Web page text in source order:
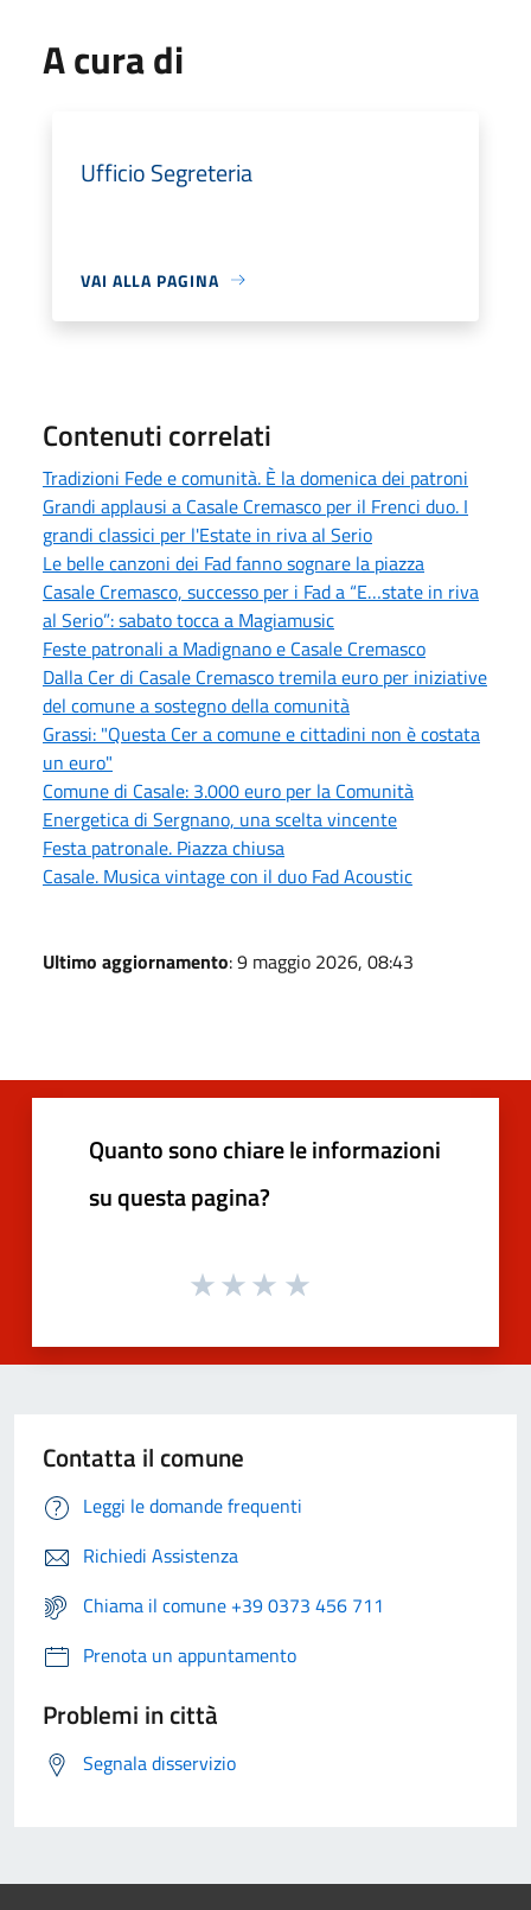
A cura di
Ufficio Segreteria
VAI ALLA PAGINA
Contenuti correlati
Tradizioni Fede e comunità. È la domenica dei patroni
Grandi applausi a Casale Cremasco per il Frenci duo. I
grandi classici per l'Estate in riva al Serio
Le belle canzoni dei Fad fanno sognare la piazza
Casale Cremasco, successo per i Fad a “E…state in riva
al Serio”: sabato tocca a Magiamusic
Feste patronali a Madignano e Casale Cremasco
Dalla Cer di Casale Cremasco tremila euro per iniziative
del comune a sostegno della comunità
Grassi: "Questa Cer a comune e cittadini non è costata
un euro"
Comune di Casale: 3.000 euro per la Comunità
Energetica di Sergnano, una scelta vincente
Festa patronale. Piazza chiusa
Casale. Musica vintage con il duo Fad Acoustic
Ultimo aggiornamento: 9 maggio 2026, 08:43
Quanto sono chiare le informazioni
su questa pagina?
Contatta il comune
Leggi le domande frequenti
Richiedi Assistenza
Chiama il comune +39 0373 456 711
Prenota un appuntamento
Problemi in città
Segnala disservizio